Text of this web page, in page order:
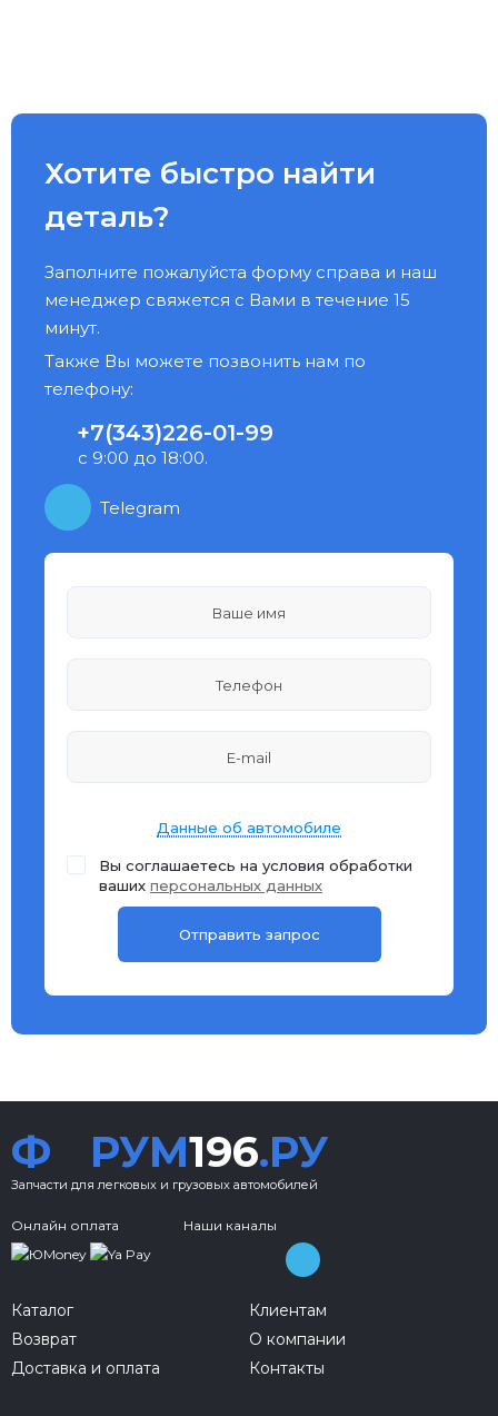
Хотите быстро найти
деталь?
Заполните пожалуйста форму справа и наш
менеджер свяжется с Вами в течение 15
минут.
Также Вы можете позвонить нам по
телефону:
+7(343)226-01-99
с 9:00 до 18:00.
Telegram
Данные об автомобиле
Вы соглашаетесь на условия обработки
ваших персональных данных
Ф РУМ196.РУ
Запчасти для легковых и грузовых автомобилей
Онлайн оплата Наши каналы
Каталог
Возврат
Доставка и оплата
Клиентам
О компании
Контакты